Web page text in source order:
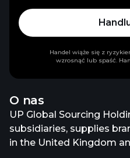
O nas
UP Global Sourcing
subsidiaries, supplies
in the United Kingdom
Handel wiąże się z
wzrosnąć lub spaść.